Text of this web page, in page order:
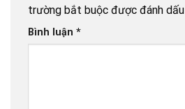
trường bắt buộc được đánh dấu
Bình luận *